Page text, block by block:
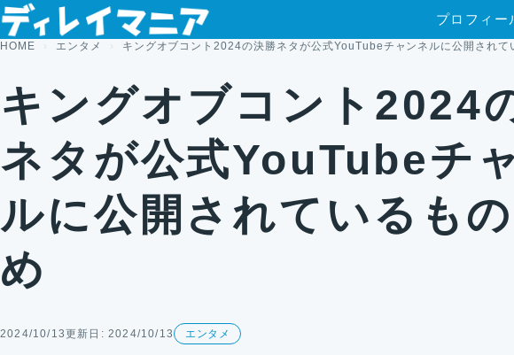
コンテンツへスキップ プロフィー
HOME エンタメ キングオブコント2024の決勝ネタが公式YouTubeチャンネルに公開されて
キングオブコント2024
ネタが公式YouTubeチ
ルに公開されているも
め
2024/10/13更新日: 2024/10/13 エンタメ